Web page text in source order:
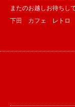
またのお越しお待ちし
下田 カフェ レトロ